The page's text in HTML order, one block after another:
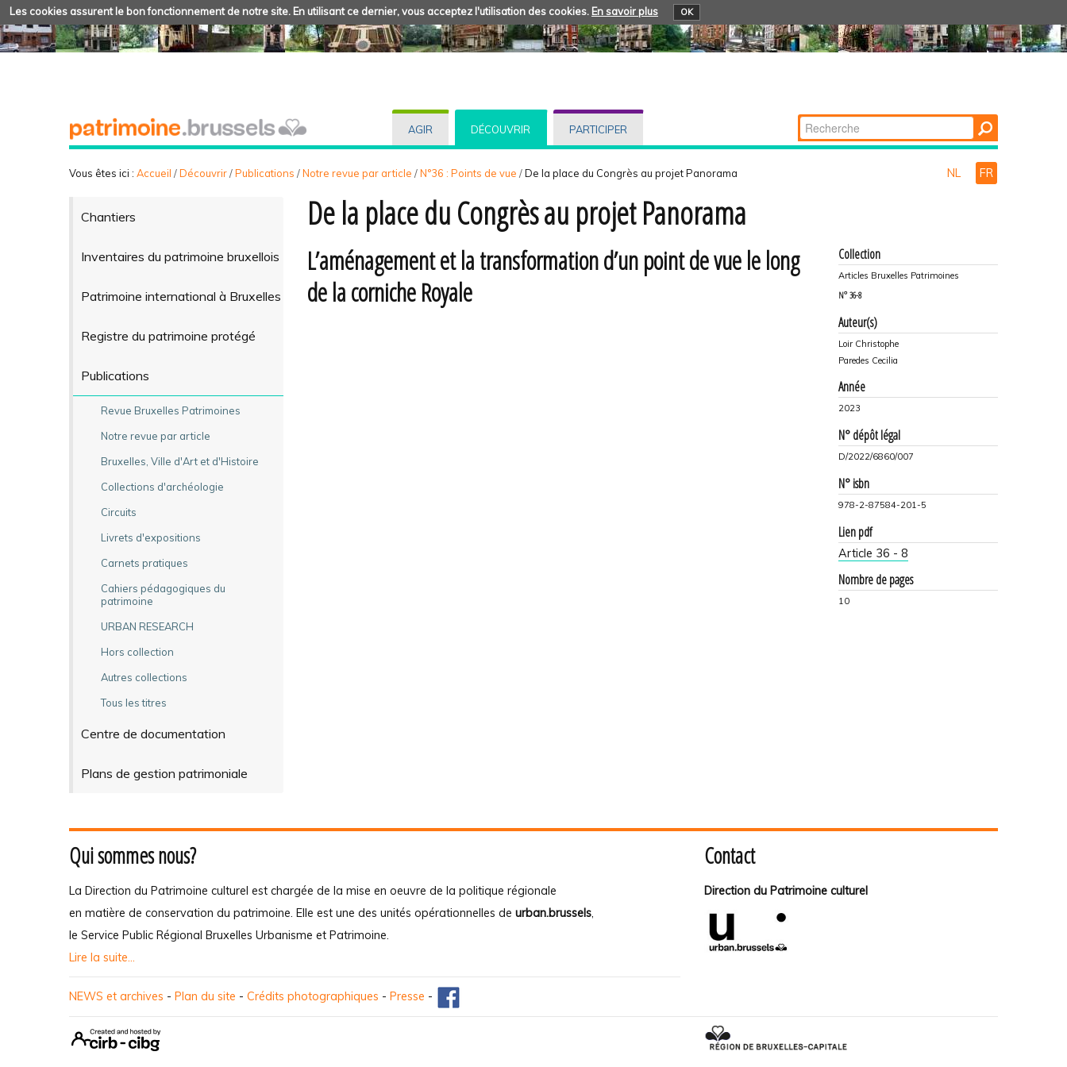
Les cookies assurent le bon fonctionnement de notre site. En utilisant ce dernier, vous acceptez l'utilisation des cookies. En savoir plus OK
AGIR DÉCOUVRIR PARTICIPER Chercher par
Recherche
Vous êtes ici : Accueil /Découvrir/Publications /Notre revue par article /N°36 : Points de vue /De la place du Congrès au projet Panorama NL FR
Chantiers
Inventaires du patrimoine bruxellois
Patrimoine international à Bruxelles
Registre du patrimoine protégé
Publications
Revue Bruxelles Patrimoines
Notre revue par article
Bruxelles, Ville d'Art et d'Histoire
Collections d'archéologie
Circuits
Livrets d'expositions
Carnets pratiques
Cahiers pédagogiques du
patrimoine
URBAN RESEARCH
Hors collection
Autres collections
Tous les titres
Centre de documentation
Plans de gestion patrimoniale
De la place du Congrès au projet Panorama
L’aménagement et la transformation d’un point de vue le long
de la corniche Royale
Collection
Articles Bruxelles Patrimoines
N° 36-8
Auteur(s)
Loir Christophe
Paredes Cecilia
Année
2023
N° dépôt légal
D/2022/6860/007
N° isbn
978-2-87584-201-5
Lien pdf
Article 36 - 8
Nombre de pages
10
Qui sommes nous?
La Direction du Patrimoine culturel est chargée de la mise en oeuvre de la politique régionale
en matière de conservation du patrimoine. Elle est une des unités opérationnelles de urban.brussels,
le Service Public Régional Bruxelles Urbanisme et Patrimoine.
Lire la suite...
Contact
Direction du Patrimoine culturel
NEWS et archives - Plan du site - Crédits photographiques - Presse -